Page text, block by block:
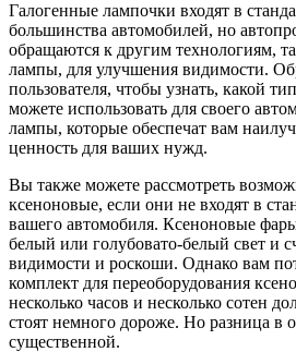
Галогенные лампочки входят в
большинства автомобилей, но
обращаются к другим технологиям,
лампы, для улучшения видимости.
пользователя, чтобы узнать, какой
можете использовать для своего
лампы, которые обеспечат вам
ценность для ваших нужд.
Вы также можете рассмотреть
ксеноновые, если они не входят в
вашего автомобиля. Ксеноновые
белый или голубовато-белый свет и
видимости и роскоши. Однако вам
комплект для переоборудования
несколько часов и несколько сотен
стоят немного дороже. Но разница в
существенной.